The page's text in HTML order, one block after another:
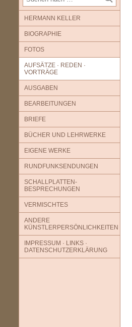
HERMANN KELLER
BIOGRAPHIE
FOTOS
AUFSÄTZE · REDEN ·
VORTRÄGE
AUSGABEN
BEARBEITUNGEN
BRIEFE
BÜCHER UND LEHRWERKE
EIGENE WERKE
RUNDFUNKSENDUNGEN
SCHALLPLATTEN-
BESPRECHUNGEN
VERMISCHTES
ANDERE
KÜNSTLERPERSÖNLICHKEITEN
IMPRESSUM · LINKS ·
DATENSCHUTZERKLÄRUNG